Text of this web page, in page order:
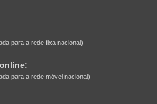
para a rede fixa nacional)
para a rede móvel nacional)